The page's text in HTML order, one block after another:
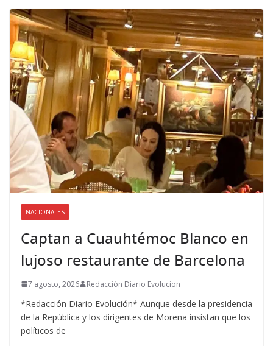
NACIONALES
Captan a Cuauhtémoc Blanco en
lujoso restaurante de Barcelona
7 agosto, 2026 Redacción Diario Evolucion
*Redacción Diario Evolución* Aunque desde la presidencia
de la República y los dirigentes de Morena insistan que los
políticos de